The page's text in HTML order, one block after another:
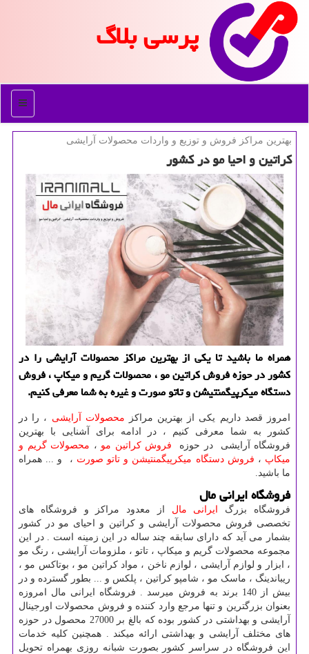
پرسی بلاگ
منو
بهترین مراكز فروش و توزیع و واردات محصولات آرایشی
كراتین و احیا مو در كشور
همراه ما باشید تا یكی از بهترین مراكز محصولات آرایشی را در
كشور در حوزه فروش كراتین مو ، محصولات گریم و میكاپ ، فروش
دستگاه میكرپیگمنتیشن و تاتو صورت و غیره به شما معرفی كنیم.
امروز قصد داریم یکی از بهترین مراکز محصولات آرایشی ، را در
کشور به شما معرفی کنیم ، در ادامه برای آشنایی با بهترین
فروشگاه آرایشی در حوزه فروش کراتین مو ، محصولات گریم و
میکاپ ، فروش دستگاه میکرپیگمنتیشن و تاتو صورت ، و ... همراه
ما باشید.
فروشگاه ایرانی مال
فروشگاه بزرگ ایرانی مال از معدود مراکز و فروشگاه های
تخصصی فروش محصولات آرایشی و کراتین و احیای مو در کشور
بشمار می آید که دارای سابقه چند ساله در این زمینه است . در این
مجموعه محصولات گریم و میکاپ ، تاتو ، ملزومات آرایشی ، رنگ مو
، ابزار و لوازم آرایشی ، لوازم ناخن ، مواد کراتین مو ، بوتاکس مو ،
ریباندینگ ، ماسک مو ، شامپو کراتین ، پلکس و ... بطور گسترده و در
بیش از 140 برند به فروش میرسد . فروشگاه ایرانی مال امروزه
بعنوان بزرگترین و تنها مرجع وارد کننده و فروش محصولات اورجینال
آرایشی و بهداشتی در کشور بوده که بالغ بر 27000 محصول در حوزه
های مختلف آرایشی و بهداشتی ارائه میکند . همچنین کلیه خدمات
این فروشگاه در سراسر کشور بصورت شبانه روزی بهمراه تحویل